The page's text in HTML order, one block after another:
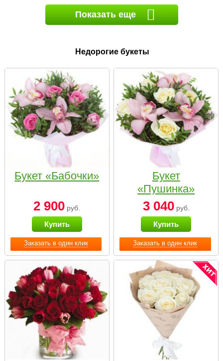
Показать еще
Недорогие букеты
Заказать в один клик
Букет «Бабочки»
2 900 руб.
Купить
Заказать в один клик
Букет
«Пушинка»
3 040руб.
Купить